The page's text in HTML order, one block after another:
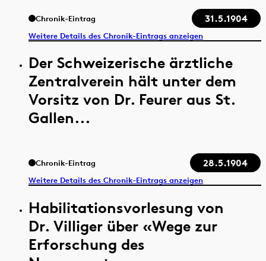
Chronik-Eintrag 31.5.1904
Weitere Details des Chronik-Eintrags anzeigen
Der Schweizerische ärztliche
Zentralverein hält unter dem
Vorsitz von Dr. Feurer aus St.
Gallen...
Chronik-Eintrag 28.5.1904
Weitere Details des Chronik-Eintrags anzeigen
Habilitationsvorlesung von
Dr. Villiger über «Wege zur
Erforschung des